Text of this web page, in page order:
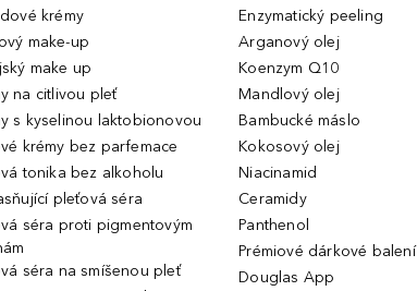
krémy
make-up
make up
na citlivou pleť
s kyselinou laktobionovou
krémy bez parfemace
tonika bez alkoholu
pleťová séra
séra proti pigmentovým
séra na smíšenou pleť
Enzymatický peeling
Arganový olej
Koenzym Q10
Mandlový olej
Bambucké máslo
Kokosový olej
Niacinamid
Ceramidy
Panthenol
Prémiové dárkové balení
Douglas App